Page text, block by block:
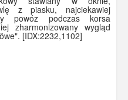
z piasku, najciekawiej
powóz podczas korsa
zharmonizowany wygląd
[IDX:2232,1102]